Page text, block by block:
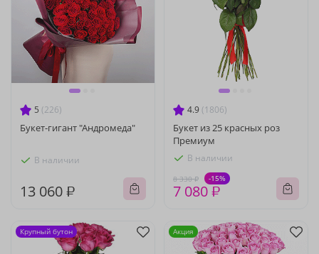
5 (226)
Букет-гигант "Андромеда"
В наличии
13 060 ₽
4.9 (1806)
Букет из 25 красных роз
Премиум
В наличии
8 330 ₽ -15%
7 080 ₽
Крупный бутон Акция